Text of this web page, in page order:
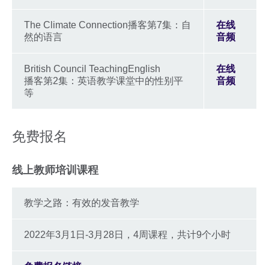
The Climate Connection播客第7集：自
然的语言
在线
音频
British Council TeachingEnglish
播客第2集：英语教学课堂中的性别平
等
在线
音频
免费报名
线上教师培训课程
教学之路：有效的发音教学
2022年3月1日-3月28日，4周课程，共计9个小时